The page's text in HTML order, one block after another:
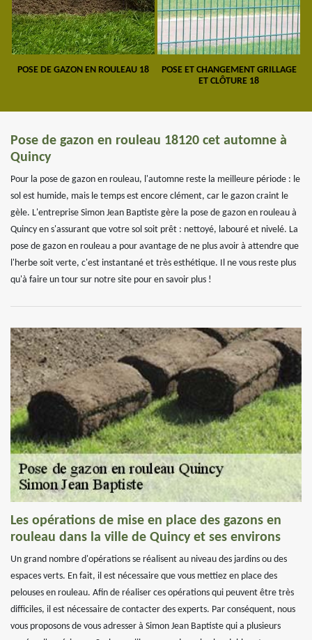
POSE DE GAZON EN ROULEAU 18
POSE ET CHANGEMENT GRILLAGE
ET CLÔTURE 18
Pose de gazon en rouleau 18120 cet automne à
Quincy
Pour la pose de gazon en rouleau, l'automne reste la meilleure période : le
sol est humide, mais le temps est encore clément, car le gazon craint le
gèle. L'entreprise Simon Jean Baptiste gère la pose de gazon en rouleau à
Quincy en s'assurant que votre sol soit prêt : nettoyé, labouré et nivelé. La
pose de gazon en rouleau a pour avantage de ne plus avoir à attendre que
l'herbe soit verte, c'est instantané et très esthétique. Il ne vous reste plus
qu'à faire un tour sur notre site pour en savoir plus !
Les opérations de mise en place des gazons en
rouleau dans la ville de Quincy et ses environs
Un grand nombre d'opérations se réalisent au niveau des jardins ou des
espaces verts. En fait, il est nécessaire que vous mettiez en place des
pelouses en rouleau. Afin de réaliser ces opérations qui peuvent être très
difficiles, il est nécessaire de contacter des experts. Par conséquent, nous
vous proposons de vous adresser à Simon Jean Baptiste qui a plusieurs